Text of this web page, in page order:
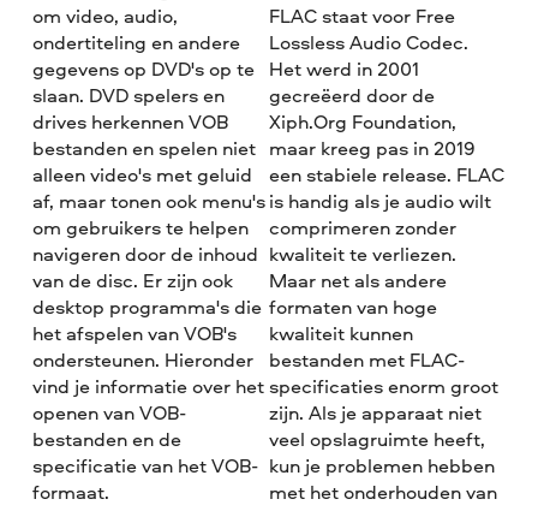
om video, audio,
ondertiteling en andere
gegevens op DVD's op te
slaan. DVD spelers en
drives herkennen VOB
bestanden en spelen niet
alleen video's met geluid
af, maar tonen ook menu's
om gebruikers te helpen
navigeren door de inhoud
van de disc. Er zijn ook
desktop programma's die
het afspelen van VOB's
ondersteunen. Hieronder
vind je informatie over het
openen van VOB-
bestanden en de
specificatie van het VOB-
formaat.
FLAC staat voor Free
Lossless Audio Codec.
Het werd in 2001
gecreëerd door de
Xiph.Org Foundation,
maar kreeg pas in 2019
een stabiele release. FLAC
is handig als je audio wilt
comprimeren zonder
kwaliteit te verliezen.
Maar net als andere
formaten van hoge
kwaliteit kunnen
bestanden met FLAC-
specificaties enorm groot
zijn. Als je apparaat niet
veel opslagruimte heeft,
kun je problemen hebben
met het onderhouden van